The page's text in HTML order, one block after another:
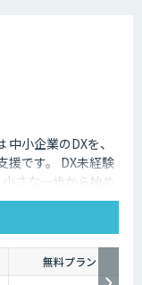
小企業のDXを、
援です。 DX未経験
さな一歩から始め
大手企業のDX支援
業のための“現実
援いたします。 私
寄り添った 『ちょ
無料プラン